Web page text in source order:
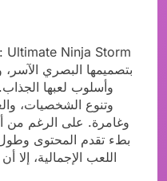
وأسلوب لعبها
وتنوع الشخصيات،
وغامرة. على الرغم من
بطء تقدم المحتوى
اللعب الإجمالية، إلا